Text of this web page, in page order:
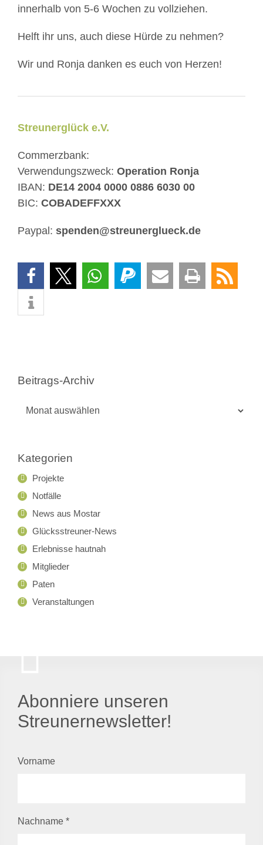
innerhalb von 5-6 Wochen zu vollziehen.
Helft ihr uns, auch diese Hürde zu nehmen?
Wir und Ronja danken es euch von Herzen!
Streunerglück e.V.
Commerzbank:
Verwendungszweck: Operation Ronja
IBAN: DE14 2004 0000 0886 6030 00
BIC: COBADEFFXXX
Paypal: spenden@streunerglueck.de
Beitrags-Archiv
Kategorien
Projekte
Notfälle
News aus Mostar
Glücksstreuner-News
Erlebnisse hautnah
Mitglieder
Paten
Veranstaltungen
Abonniere unseren
Streunernewsletter!
Vorname
Nachname *